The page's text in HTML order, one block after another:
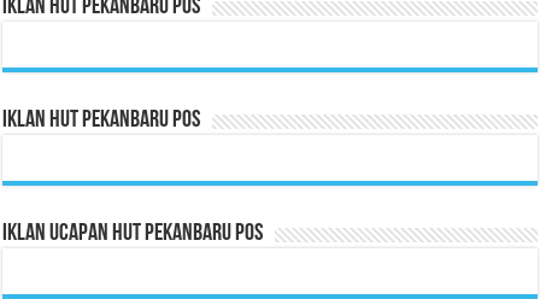
Iklan HUT Pekanbaru Pos
Iklan HUT Pekanbaru Pos
Iklan Ucapan HUT Pekanbaru Pos